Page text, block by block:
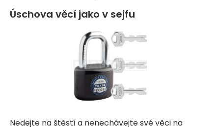
Úschova věcí jako v sejfu
Nedejte na štěstí a nenechávejte své věci na